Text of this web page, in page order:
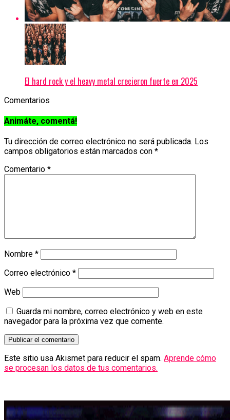
El hard rock y el heavy metal crecieron fuerte en 2025
Comentarios
Animáte, comentá!
Tu dirección de correo electrónico no será publicada. Los
campos obligatorios están marcados con *
Comentario *
Nombre *
Correo electrónico *
Web
Guarda mi nombre, correo electrónico y web en este
navegador para la próxima vez que comente.
Este sitio usa Akismet para reducir el spam. Aprende cómo
se procesan los datos de tus comentarios.